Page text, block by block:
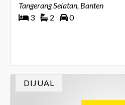
Tangerang Selatan, Banten
3
2 0
DIJUAL